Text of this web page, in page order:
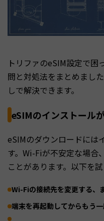
トリファのeSIM設定で
問と対処法をまとめまし
しで解決できます。
eSIMのインストール
eSIMのダウンロードには
す。Wi-Fiが不安定な場合
ことがあります。以下を試
Wi-Fiの接続先を変更する、
端末を再起動してからもう